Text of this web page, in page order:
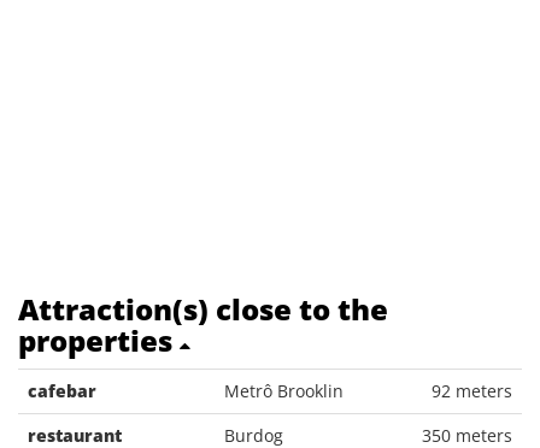
Attraction(s) close to the
properties
cafebar Metrô Brooklin
92 meters
restaurant
Burdog
350 meters